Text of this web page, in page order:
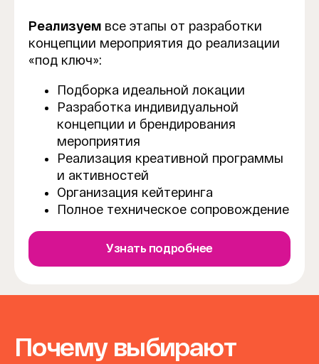
Реализуем все этапы от разработки
концепции мероприятия до реализации
«под ключ»:
Подборка идеальной локации
Разработка индивидуальной
концепции и брендирования
мероприятия
Реализация креативной программы
и активностей
Организация кейтеринга
Полное техническое сопровождение
Узнать подробнее
Почему выбирают